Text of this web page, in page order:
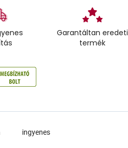
Garantáltan eredeti
termék
ingyenes